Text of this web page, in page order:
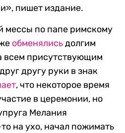
пишет издание.
мессы по папе римскому
обменялисьдолгим
всем присутствующим
другу руки в знак
, что некоторое время
в церемонии, но
Мелания
на ухо, начал пожимать